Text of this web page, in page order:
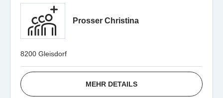
Prosser Christina
8200 Gleisdorf
MEHR DETAILS